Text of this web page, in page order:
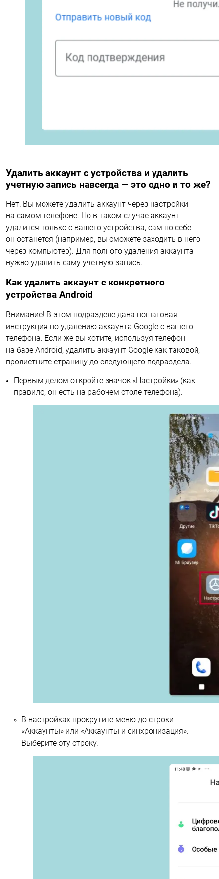
Удалить аккаунт с устройства и удалить
учетную запись навсегда — это одно и то же?
Нет. Вы можете удалить аккаунт через настройки
на самом телефоне. Но в таком случае аккаунт
удалится только с вашего устройства, сам по себе
он останется (например, вы сможете заходить в него
через компьютер). Для полного удаления аккаунта
нужно удалить саму учетную запись.
Как удалить аккаунт с конкретного
устройства Android
Внимание! В этом подразделе дана пошаговая
инструкция по удалению аккаунта Google с вашего
телефона. Если же вы хотите, используя телефон
на базе Android, удалить аккаунт Google как таковой,
пролистните страницу до следующего подраздела.
Первым делом откройте значок «Настройки» (как
правило, он есть на рабочем столе телефона).
В настройках прокрутите меню до строки
«Аккаунты» или «Аккаунты и синхронизация».
Выберите эту строку.